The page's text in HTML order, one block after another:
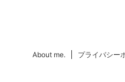
About me. プライバシー